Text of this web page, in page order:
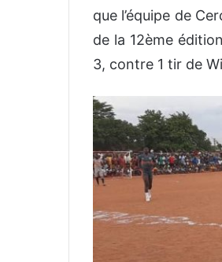
que l’équipe de
de la 12ème
3, contre 1 tir de